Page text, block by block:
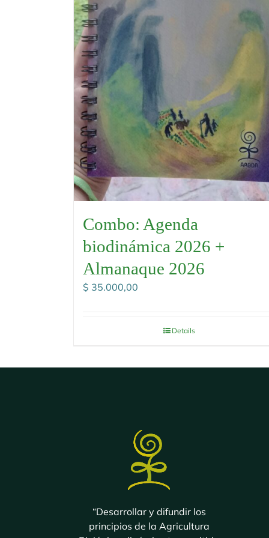
Combo: Agenda
biodinámica 2026 +
Almanaque 2026
$ 35.000,00
Details
“Desarrollar y difundir los
principios de la Agricultura